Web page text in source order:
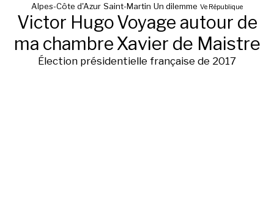
Alpes-Côte d'Azur Saint-Martin Un dilemme Ve République
Victor HugoVoyage autour de
ma chambreXavier de Maistre
Élection présidentielle française de 2017